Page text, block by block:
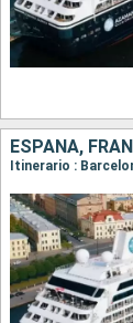
ESPAÑA,
Itinerario :